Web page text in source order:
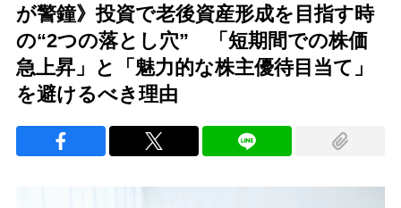
が警鐘》投資で老後資産形成を目指す時
の“2つの落とし穴” 「短期間での株価
急上昇」と「魅力的な株主優待目当て」
を避けるべき理由